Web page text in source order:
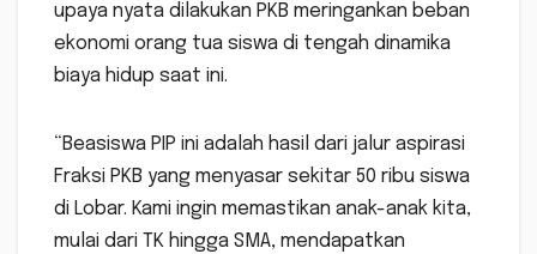
upaya nyata dilakukan PKB meringankan beban
ekonomi orang tua siswa di tengah dinamika
biaya hidup saat ini.
“Beasiswa PIP ini adalah hasil dari jalur aspirasi
Fraksi PKB yang menyasar sekitar 50 ribu siswa
di Lobar. Kami ingin memastikan anak-anak kita,
mulai dari TK hingga SMA, mendapatkan